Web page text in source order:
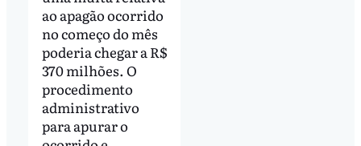
ao apagão ocorrido
no começo do mês
poderia chegar a R$
370 milhões. O
procedimento
administrativo
para apurar o